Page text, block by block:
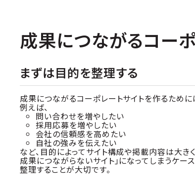
成果につながるコー
まずは目的を整理する
成果につながるコーポレートサイトを作るために
例えば、
問い合わせを増やしたい
採用応募を増やしたい
会社の信頼感を高めたい
自社の強みを伝えたい
など、目的によってサイト構成や掲載内容は大
成果につながらないサイト」になってしまうケー
整理することが大切です。